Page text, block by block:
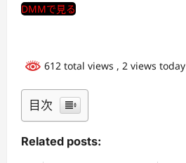
DMMで見る
612 total views , 2 views today
目次
Related posts: